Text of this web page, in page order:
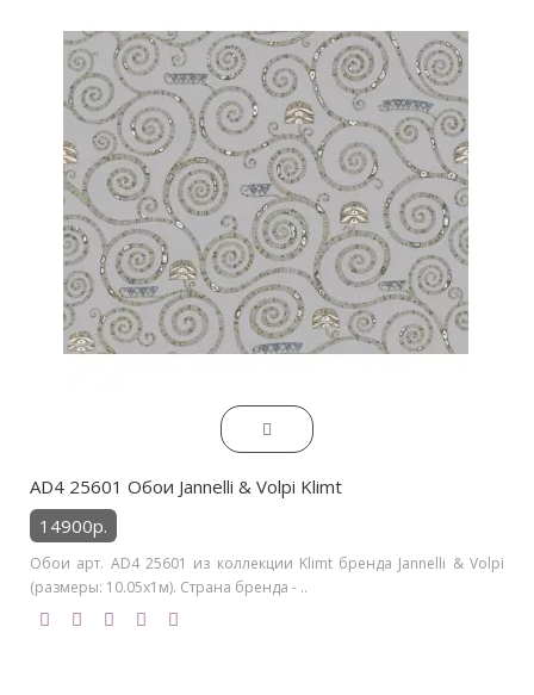
AD4 25601 Обои Jannelli & Volpi Klimt
14900р.
Обои арт. AD4 25601 из коллекции Klimt бренда Jannelli & Volpi
(размеры: 10.05х1м). Страна бренда - ..